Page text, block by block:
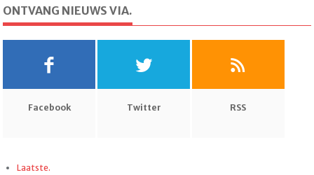
ONTVANG NIEUWS VIA.
Facebook Twitter RSS
Laatste.